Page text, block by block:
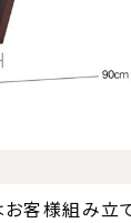
客様組み立